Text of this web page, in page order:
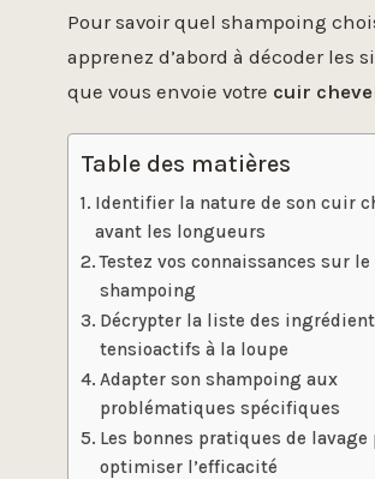
Pour savoir quel shampoing
apprenez d’abord à décoder les
que vous envoie votre cuir
Table des matières
Identifier la nature de son cuir
avant les longueurs
Testez vos connaissances sur le
shampoing
Décrypter la liste des
tensioactifs à la loupe
Adapter son shampoing aux
problématiques spécifiques
Les bonnes pratiques de lavage
optimiser l’efficacité